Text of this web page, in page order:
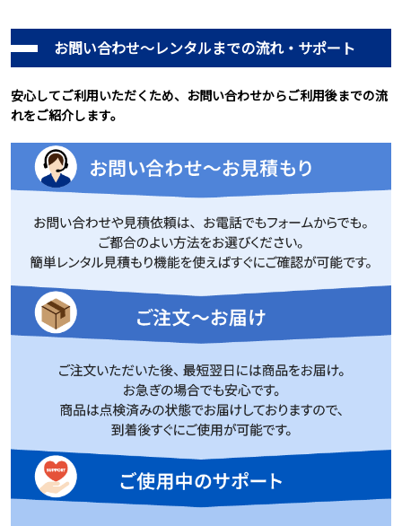
お問い合わせ～レンタルまでの流れ・サポート
安心してご利用いただくため、お問い合わせからご利用後までの流
れをご紹介します。